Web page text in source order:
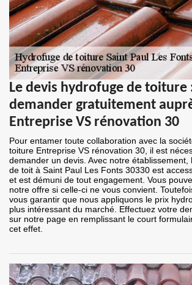
Le devis hydrofuge de toiture
demander gratuitement
Entreprise VS rénovation 30
Pour entamer toute collaboration avec la
toiture Entreprise VS rénovation 30, il est
demander un devis. Avec notre établissement,
de toit à Saint Paul Les Fonts 30330 est
et est démuni de tout engagement. Vous
notre offre si celle-ci ne vous convient.
vous garantir que nous appliquons le prix
plus intéressant du marché. Effectuez votre
sur notre page en remplissant le court
cet effet.